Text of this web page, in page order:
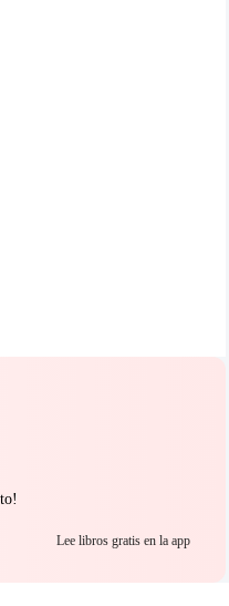
Lee libros gratis en la app